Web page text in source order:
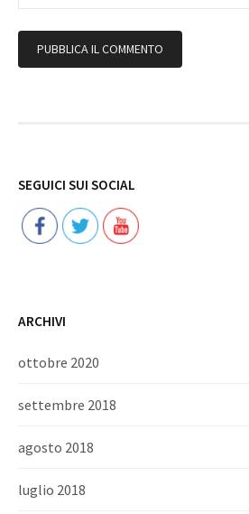
SEGUICI SUI SOCIAL
ARCHIVI
ottobre 2020
settembre 2018
agosto 2018
luglio 2018